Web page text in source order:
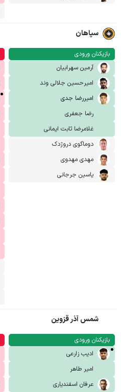
سپاهان
بازیکنان ورودی
آرمین سهرابیان
امیرحسین جلالی وند
امیررضا جدی
رضا جعفری
غلامرضا ثابت ایمانی
دوماگوی دروژدک
مهدی مهدوی
یاسین جرجانی
شمس آذر قزوین
بازیکنان ورودی
ادیب زارعی
امیر طاهر
عرفان اسفندیاری